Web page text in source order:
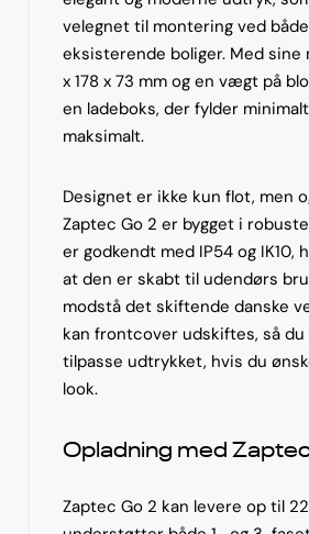
velegnet til montering ved
eksisterende boliger. Med sine
x 178 x 73 mm og en vægt på
en ladeboks, der fylder
maksimalt.
Designet er ikke kun flot, men
Zaptec Go 2 er bygget i
er godkendt med IP54 og IK10,
at den er skabt til udendørs
modstå det skiftende danske
kan frontcover udskiftes, så du
tilpasse udtrykket, hvis du
look.
Opladning med
Zaptec Go 2 kan levere op til